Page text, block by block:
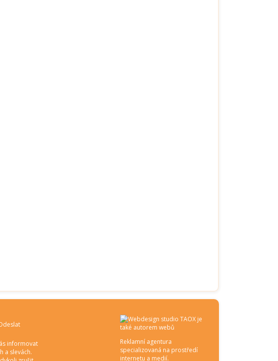
informovat
a slevách.
Reklamní agentura
specializovaná na prostředí
internetu a medií.